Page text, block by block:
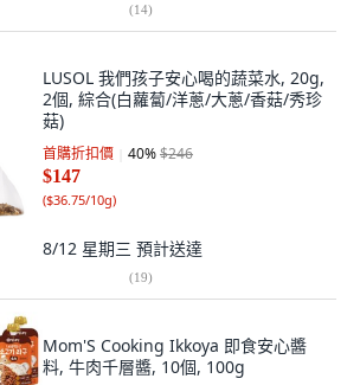
(14)
LUSOL 我們孩子安心喝的蔬菜水, 20g,
2個, 綜合(白蘿蔔/洋蔥/大蔥/香菇/秀珍
菇)
首購折扣價 40%$246
$147
($36.75/10g)
8/12 星期三 預計送達
(19)
Mom'S Cooking Ikkoya 即食安心醬
料, 牛肉千層醬, 10個, 100g